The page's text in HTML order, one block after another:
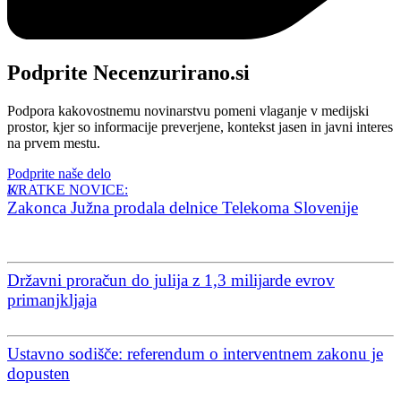
Podprite Necenzurirano.si
Podpora kakovostnemu novinarstvu pomeni vlaganje v medijski
prostor, kjer so informacije preverjene, kontekst jasen in javni interes
na prvem mestu.
Podprite naše delo
KRATKE NOVICE:
Zakonca Južna prodala delnice Telekoma Slovenije
Državni proračun do julija z 1,3 milijarde evrov
primanjkljaja
Ustavno sodišče: referendum o interventnem zakonu je
dopusten